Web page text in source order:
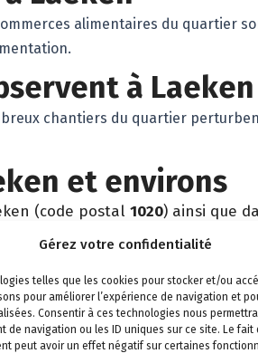
Gérez votre confidentialité
telles que les cookies pour stocker et/ou
pour améliorer l’expérience de navigation et
Consentir à ces technologies nous
de navigation ou les ID uniques sur ce site. Le fait
peut avoir un effet négatif sur certaines
alimentaires du quartier
à Laeken
chantiers du quartier
et environs
(code postal 1020) ainsi que
Moortebeek, Le Peterbos
,Bruxelles-Ville,Saint-Gilles,
à